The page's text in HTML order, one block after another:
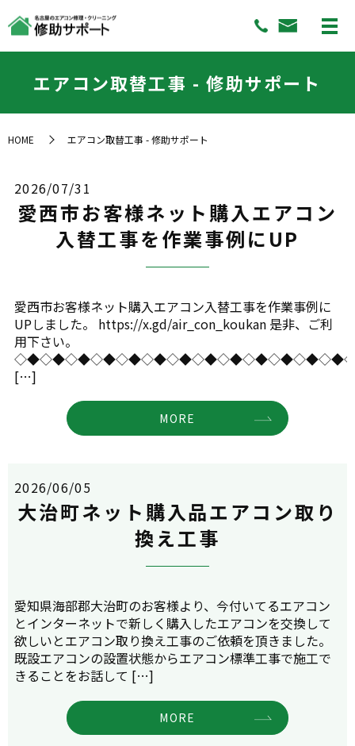
エアコン取替工事 - 修助サポート
HOME エアコン取替工事 - 修助サポート
2026/07/31
愛西市お客様ネット購入エアコン
入替工事を作業事例にUP
愛西市お客様ネット購入エアコン入替工事を作業事例に
UPしました。 https://x.gd/air_con_koukan 是非、ご利
用下さい。
[…]
MORE
2026/06/05
大治町ネット購入品エアコン取り
換え工事
愛知県海部郡大治町のお客様より、今付いてるエアコン
とインターネットで新しく購入したエアコンを交換して
欲しいとエアコン取り換え工事のご依頼を頂きました。
既設エアコンの設置状態からエアコン標準工事で施工で
きることをお話して […]
MORE